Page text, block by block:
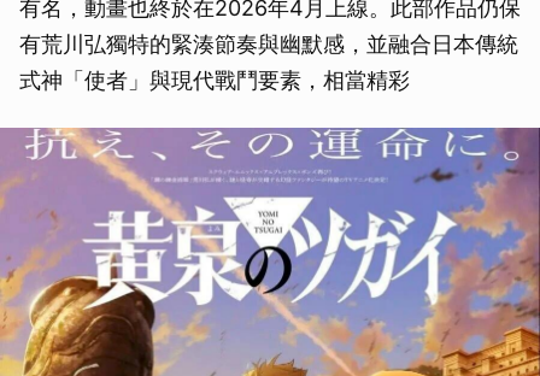
有名，動畫也終於在2026年4月上線。此部作品仍保
有荒川弘獨特的緊湊節奏與幽默感，並融合日本傳統
式神「使者」與現代戰鬥要素，相當精彩